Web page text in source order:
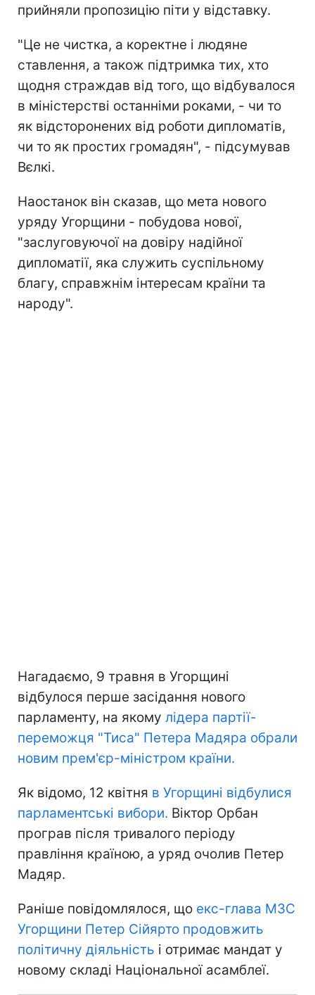
прийняли пропозицію піти у відставку.
"Це не чистка, а коректне і людяне
ставлення, а також підтримка тих, хто
щодня страждав від того, що відбувалося
в міністерстві останніми роками, - чи то
як відсторонених від роботи дипломатів,
чи то як простих громадян", - підсумував
Вєлкі.
Наостанок він сказав, що мета нового
уряду Угорщини - побудова нової,
"заслуговуючої на довіру надійної
дипломатії, яка служить суспільному
благу, справжнім інтересам країни та
народу".
Нагадаємо, 9 травня в Угорщині
відбулося перше засідання нового
парламенту, на якому лідера партії-
переможця "Тиса" Петера Мадяра обрали
новим прем'єр-міністром країни.
Як відомо, 12 квітня в Угорщині відбулися
парламентські вибори. Віктор Орбан
програв після тривалого періоду
правління країною, а уряд очолив Петер
Мадяр.
Раніше повідомлялося, що екс-глава МЗС
Угорщини Петер Сійярто продовжить
політичну діяльність і отримає мандат у
новому складі Національної асамблеї.